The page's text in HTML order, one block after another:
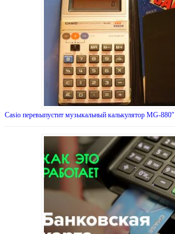
Casio перевыпустит музыкальный калькулятор MG-880″